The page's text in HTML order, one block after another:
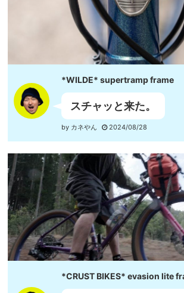
*WILDE* supertramp frame
スチャッと来た。
by カネやん 2024/08/28
*CRUST BIKES* evasion lite